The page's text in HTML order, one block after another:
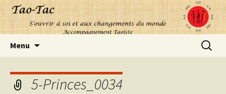
Menu
5-Princes_0034